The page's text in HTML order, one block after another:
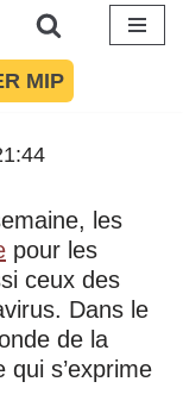
MIP
les
pour les
ceux des
Dans le
de la
qui s’exprime